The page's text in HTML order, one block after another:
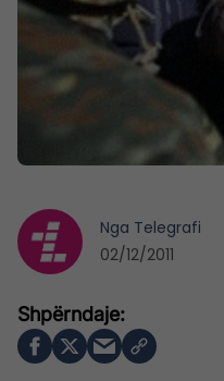
Nga Telegrafi
02/12/2011